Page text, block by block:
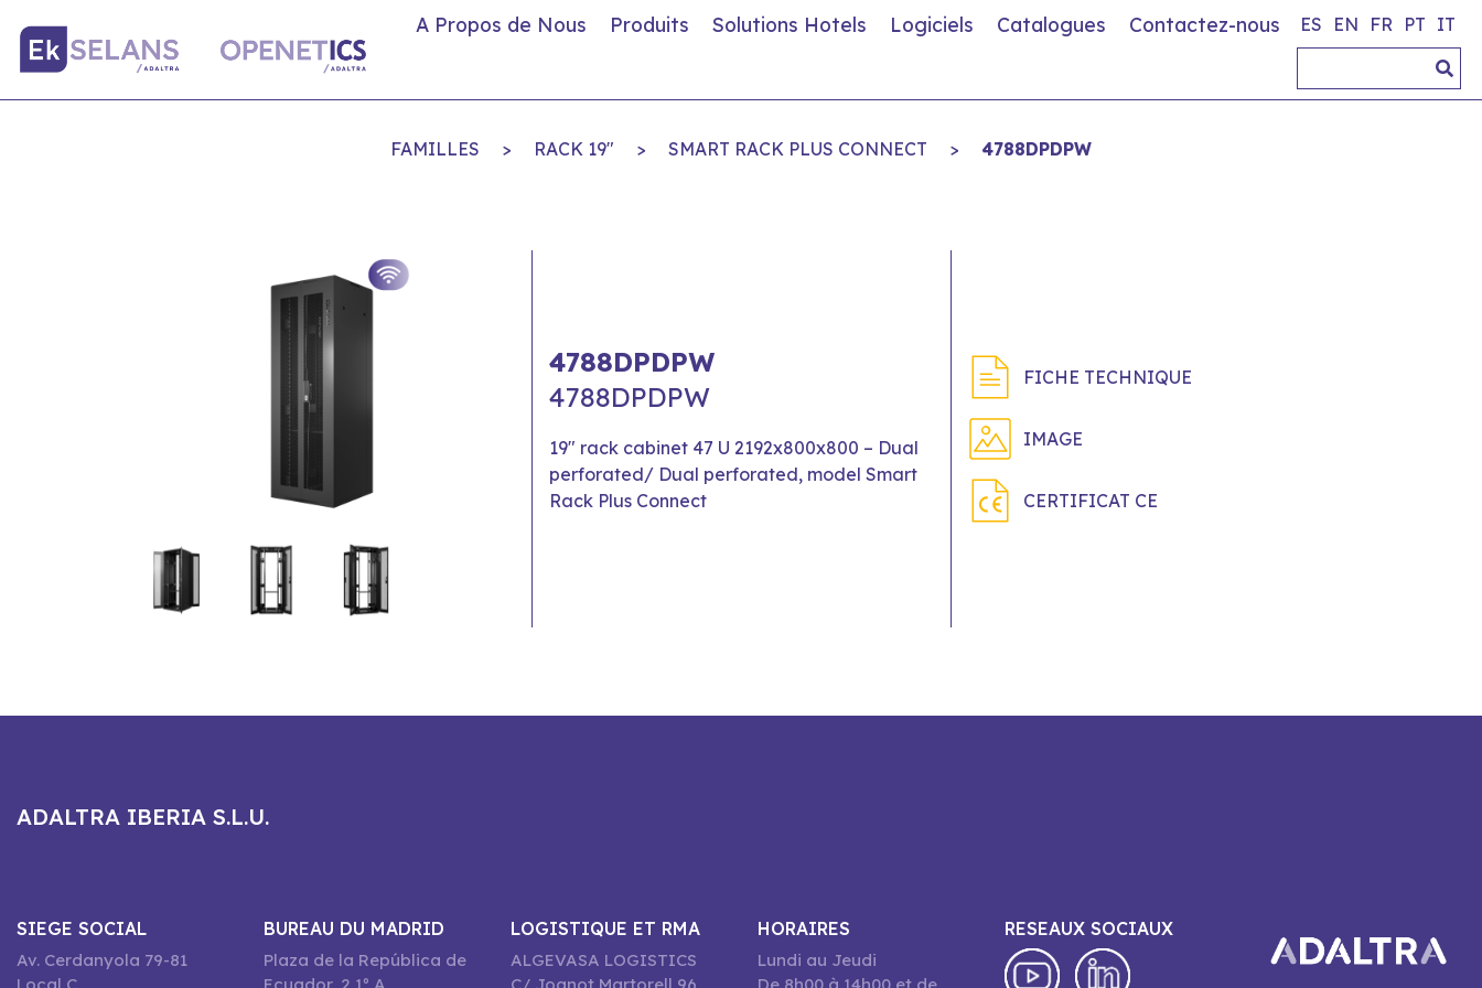
A Propos de Nous Produits Solutions Hotels Logiciels Catalogues Contactez-nous ES EN FR PT IT
FAMILLES > RACK 19" > SMART RACK PLUS CONNECT > 4788DPDPW
4788DPDPW
4788DPDPW
19" rack cabinet 47 U 2192x800x800 – Dual
perforated/ Dual perforated, model Smart
Rack Plus Connect
FICHE TECHNIQUE
IMAGE
CERTIFICAT CE
ADALTRA IBERIA S.L.U.
SIEGE SOCIAL
Av. Cerdanyola 79-81
BUREAU DU MADRID
Plaza de la República de
LOGISTIQUE ET RMA
ALGEVASA LOGISTICS
HORAIRES
Lundi au Jeudi
RESEAUX SOCIAUX